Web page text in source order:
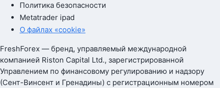
Политика безопасности
Metatrader ipad
О файлах «cookie»
FreshForex — бренд, управляемый международной
компанией Riston Capital Ltd., зарегистрированной
Управлением по финансовому регулированию и надзору
(Сент-Винсент и Гренадины) с регистрационным номером